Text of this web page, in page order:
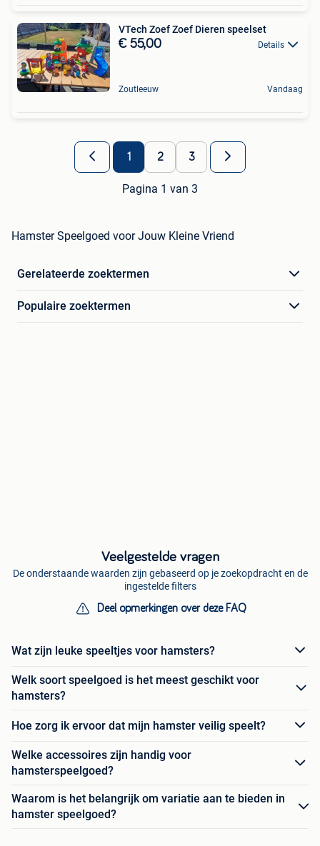
VTech Zoef Zoef Dieren speelset
€ 55,00 Details
Zoutleeuw Vandaag
1 2 3
Pagina 1 van 3
Hamster Speelgoed voor Jouw Kleine Vriend
Gerelateerde zoektermen
Populaire zoektermen
Veelgestelde vragen
De onderstaande waarden zijn gebaseerd op je zoekopdracht en de
ingestelde filters
Deel opmerkingen over deze FAQ
Wat zijn leuke speeltjes voor hamsters?
Welk soort speelgoed is het meest geschikt voor
hamsters?
Hoe zorg ik ervoor dat mijn hamster veilig speelt?
Welke accessoires zijn handig voor
hamsterspeelgoed?
Waarom is het belangrijk om variatie aan te bieden in
hamster speelgoed?